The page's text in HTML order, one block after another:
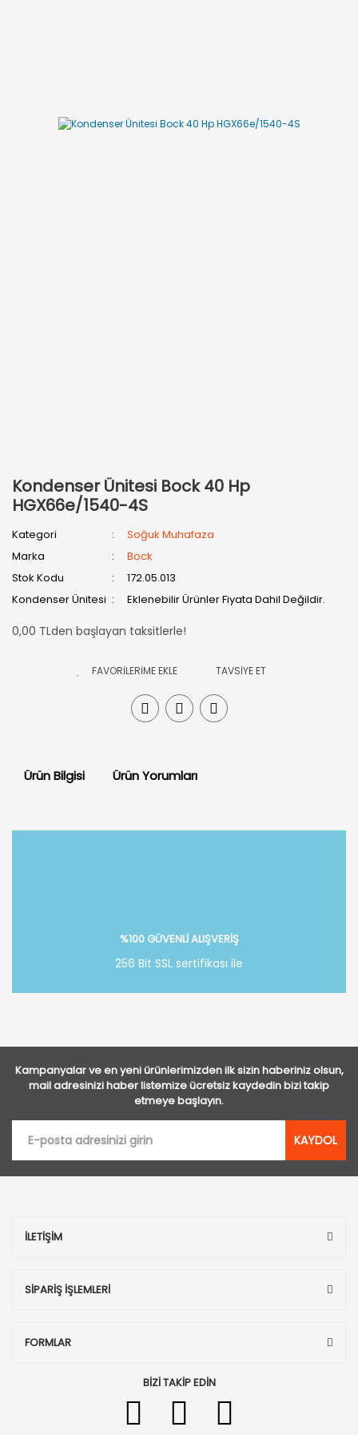
Kondenser Ünitesi Bock 40 Hp
HGX66e/1540-4S
Kategori
Soğuk Muhafaza
Marka
Bock
Stok Kodu
172.05.013
Kondenser Ünitesi
Eklenebilir Ürünler Fiyata Dahil Değildir.
0,00 TLden başlayan taksitlerle!
TAVSİYE ET
Ürün Bilgisi Ürün Yorumları
%100 GÜVENLİ ALIŞVERİŞ
256 Bit SSL sertifikası ile
Kampanyalar ve en yeni ürünlerimizden ilk sizin haberiniz olsun,
mail adresinizi haber listemize ücretsiz kaydedin bizi takip
etmeye başlayın.
KAYDOL
İLETİŞİM
SİPARİŞ İŞLEMLERİ
FORMLAR
BİZİ TAKİP EDİN